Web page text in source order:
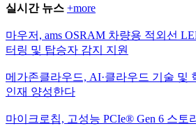
실시간 뉴스 +more
마우저, ams OSRAM 차량용 적외선
터링 및 탑승자 감지 지원
메가존클라우드, AI·클라우드 기술 및
인재 양성한다
마이크로칩, 고성능 PCIe® Gen 6 스토